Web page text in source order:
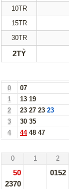
10TR
15TR
30TR
2TỶ
0 07
1
13 19
2
23 27 23 23
3
30 35
4
44 48 47
0 1 2
50
2370
0152